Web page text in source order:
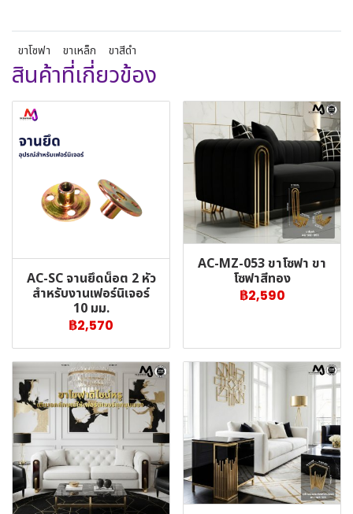
ขาโซฟา ขาเหล็ก ขาสีดำ
สินค้าที่เกี่ยวข้อง
AC-SC จานยึดน็อต 2 หัว
สำหรับงานเฟอร์นิเจอร์
10 มม.
฿2,570
AC-MZ-053 ขาโซฟา ขา
โซฟาสีทอง
฿2,590